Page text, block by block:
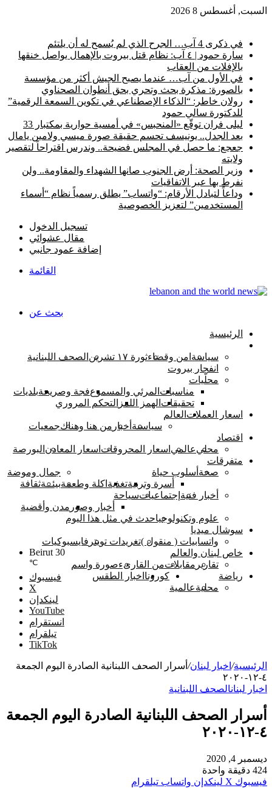
السبت, أغسطس 8 2026
في ذكرى 4 آب… الجرح الذي لم يُسمح له أن يلتئم
سارة حمود | ٤ آب: نظام قتل بيروت بالإهمال يواصل خنقها
بالإفلات من العقاب
في الأول من آب… عندما يصبح الجيش أكثر من مؤسسة
بالصورة: مذكرة بحث وتحري بحق أنطوان الصحناوي
رولان خاطر: “الذكاء الإصطناعي في تكوين السمعة الرقمية”
للدكتورة سالي حمود
ليلى فران توقّع «المنحبس» في أمسية حوارية بمكتبار 33
بعد الجدل.. يونيسف تحسم حقيقة صورة ميسي ولامين يامال
جعجع: ما حصل في المجلس فضيحة.. وندرس اقتراحاً لتقصير
ولايته
وزير الصحة: أرض الجنوب صانها الشهداء والمقاومة.. ولن
نفرط بها عبر الاتفاقيات
وداعاً لتبادل الأرقام: “واتساب” يطلق رسمياً نظام “أسماء
المستخدمين” لتعزيز الخصوصية
تسجيل الدخول
مقال عشوائي
إضافة عمود جانبي
القائمة
بحث عن
الرئيسية
سياسة امن وقضاءثورة ١٧ تشرين
الصحف اللبنانية
انفجار بيروت
محلّيات
مناسبات المرئي والمسموعفجة وصريحةبلديات
تحقيقات الهمز اللمز التحكم المروري
اسعار العملات العالم
سياسىة أخبار من هنا وهناكجمعيات
اقتصاد
محليعالمي اسعار المحروقات اسعار المعادن البورصة
متفرقات
صحة أسلوب حياة
أسرة وتربيةتغذية اكلة وطعمة
جمال وموضة
بيئــةثقافة
أخبار فنية إجتماعياتسياحة
أخبار وصور مدن وأقضية
علوم وتكنولوجياحدث في مثل هذا اليوم
سوشال ميديا
واتسابيات ( منقول )تغريدات تويتر فايسبوكيات
خاص لبنان والعالم
تقارير مقابلاتمن القارىءصورة واسم
رياضة
محليةعالمية
كورونا اخبار الطقس
Beirut 30
℃
فيسبوك
‫X
لينكدإن
‫YouTube
انستقرام
تيلقرام
‫TikTok
الرئيسية/ اخبار لبنان/ أسرار الصحف اللبنانية الصادرة اليوم الجمعة
٤-١٢-٢٠٢٠
اخبار لبنانالصحف اللبنانية
أسرار الصحف اللبنانية الصادرة اليوم الجمعة
٤-١٢-٢٠٢٠
ديسمبر 4, 2020
424 دقيقة واحدة
فيسبوك ‫X لينكدإن واتساب تيلقرام